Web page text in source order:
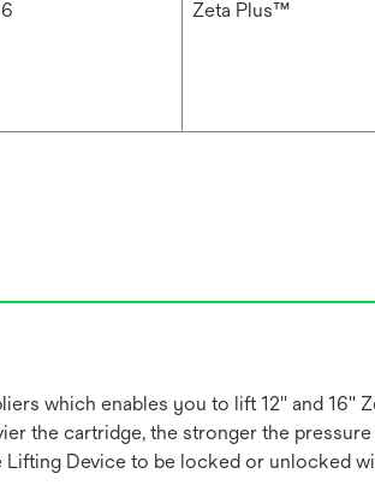
Zeta Plus™
which enables you to lift 12'' and 16''
the cartridge, the stronger the
Device to be locked or unlocked